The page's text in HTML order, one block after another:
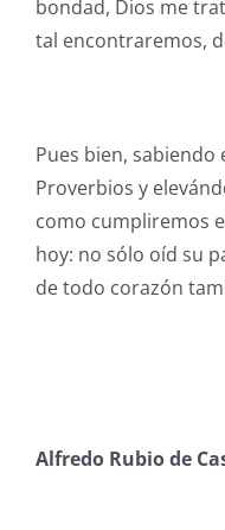
bondad, Dios me
tal encontraremos,
Pues bien, sabiendo
Proverbios y
como cumpliremos
hoy: no sólo oíd su
de todo corazón
Alfredo Rubio de